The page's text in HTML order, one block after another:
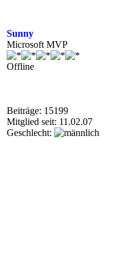
Sunny
Microsoft MVP
Offline
Beiträge: 15199
Mitglied seit: 11.02.07
Geschlecht: